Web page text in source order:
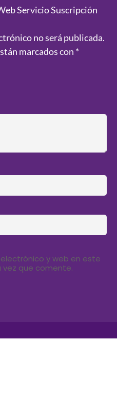
Servicio Suscripción
no será publicada.
marcados con *
y web en este
vez que comente.